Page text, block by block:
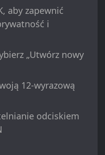
aby zapewnić
i
„Utwórz nowy
12-wyrazową
odciskiem